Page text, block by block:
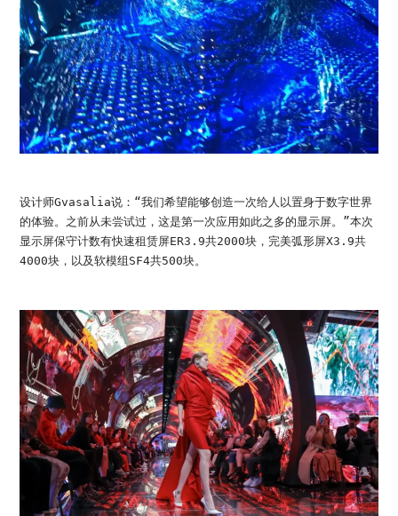
设计师Gvasalia说：“我们希望能够创造一次给人以置身于数字世界
的体验。之前从未尝试过，这是第一次应用如此之多的显示屏。”本次
显示屏保守计数有快速租赁屏ER3.9共2000块，完美弧形屏X3.9共
4000块，以及软模组SF4共500块。